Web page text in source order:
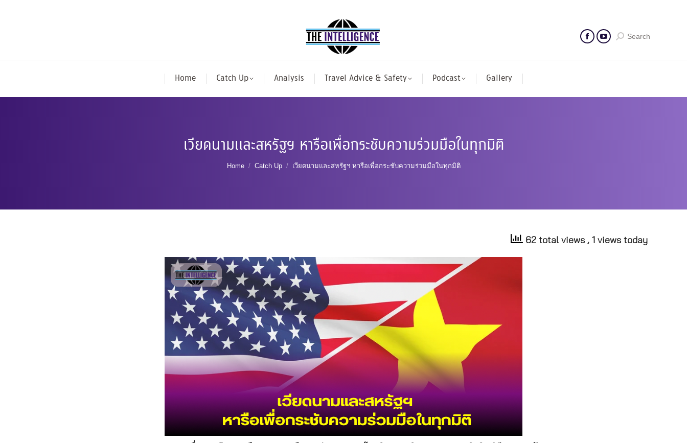
Search
Home Catch Up Analysis Travel Advice & Safety Podcast Gallery
เวียดนามและสหรัฐฯ หารือเพื่อกระชับความร่วมมือในทุกมิติ
You are here:
Home Catch Up เวียดนามและสหรัฐฯ หารือเพื่อกระชับความร่วมมือในทุกมิติ
62 total views , 1 views today